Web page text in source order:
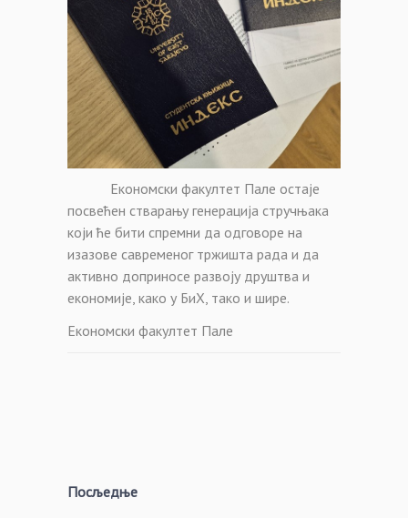
Економски факултет Пале остаје
посвећен стварању генерација стручњака
који ће бити спремни да одговоре на
изазове савременог тржишта рада и да
активно доприносе развоју друштва и
економије, како у БиХ, тако и шире.
Економски факултет Пале
Посљедње